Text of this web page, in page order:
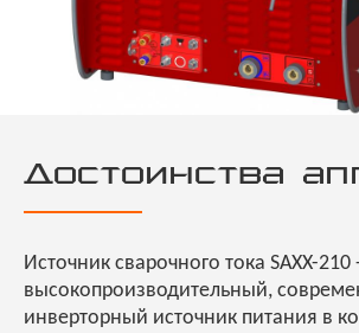
Достоинства
Источник сварочного тока SAXX-210
высокопроизводительный,
инверторный источник питания в